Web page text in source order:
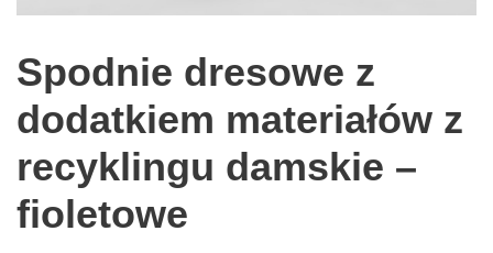
Spodnie dresowe z
dodatkiem materiałów z
recyklingu damskie –
fioletowe